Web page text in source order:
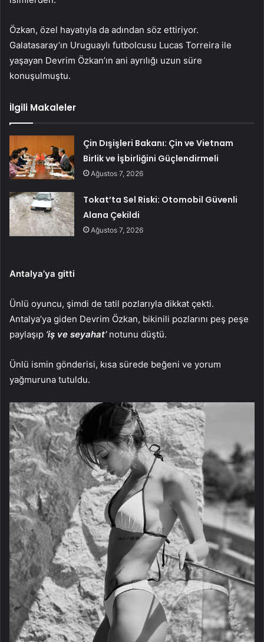
Özkan, özel hayatıyla da adından söz ettiriyor.
Galatasaray’ın Uruguaylı futbolcusu Lucas Torreira ile
yaşayan Devrim Özkan’ın ani ayrılığı uzun süre
konuşulmuştu.
İlgili Makaleler
Çin Dışişleri Bakanı: Çin ve Vietnam
Birlik ve İşbirliğini Güçlendirmeli
Ağustos 7, 2026
Tokat’ta Sel Riski: Otomobil Güvenli
Alana Çekildi
Ağustos 7, 2026
Antalya’ya gitti
Ünlü oyuncu, şimdi de tatil pozlarıyla dikkat çekti.
Antalya’ya giden Devrim Özkan, bikinili pozlarını peş peşe
paylaşıp ‘iş ve seyahat’notunu düştü.
Ünlü ismin gönderisi, kısa sürede beğeni ve yorum
yağmuruna tutuldu.